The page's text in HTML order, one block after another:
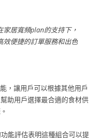
家居寬頻plan的支持下，
效便捷的訂單服務和出色
，讓用戶可以根據其他用戶
助用戶選擇最合適的食材供
能評估表明這種組合可以提